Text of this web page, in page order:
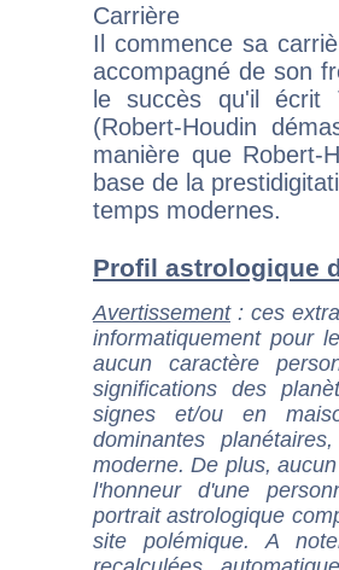
Carrière
Il commence sa
accompagné de son
le succès qu'il écrit
(Robert-Houdin
manière que Robert-
base de la
temps modernes.
Profil astrologique
Avertissement: ces
informatiquement pour
aucun caractère
significations des
signes et/ou en
dominantes
moderne. De plus,
l'honneur d'une
portrait astrologique
site polémique. A